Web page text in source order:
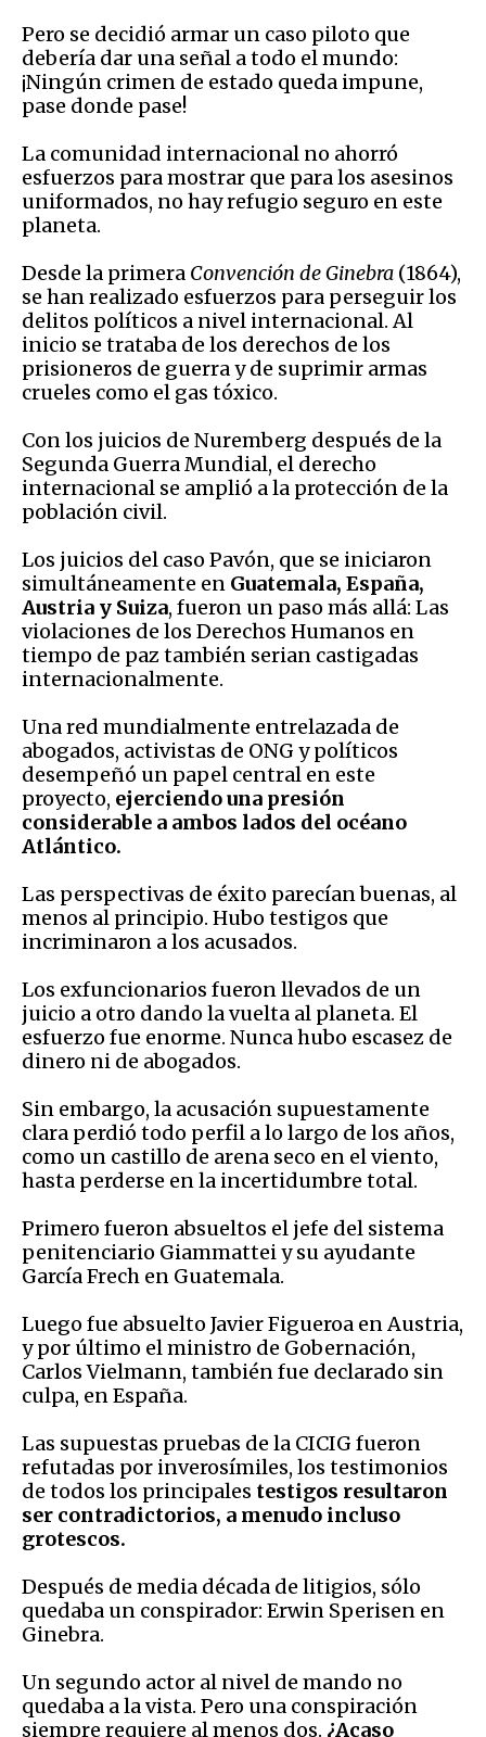
Pero se decidió armar un caso piloto que
debería dar una señal a todo el mundo:
¡Ningún crimen de estado queda impune,
pase donde pase!
La comunidad internacional no ahorró
esfuerzos para mostrar que para los asesinos
uniformados, no hay refugio seguro en este
planeta.
Desde la primera Convención de Ginebra (1864),
se han realizado esfuerzos para perseguir los
delitos políticos a nivel internacional. Al
inicio se trataba de los derechos de los
prisioneros de guerra y de suprimir armas
crueles como el gas tóxico.
Con los juicios de Nuremberg después de la
Segunda Guerra Mundial, el derecho
internacional se amplió a la protección de la
población civil.
Los juicios del caso Pavón, que se iniciaron
simultáneamente en Guatemala, España,
Austria y Suiza, fueron un paso más allá: Las
violaciones de los Derechos Humanos en
tiempo de paz también serian castigadas
internacionalmente.
Una red mundialmente entrelazada de
abogados, activistas de ONG y políticos
desempeñó un papel central en este
proyecto, ejerciendo una presión
considerable a ambos lados del océano
Atlántico.
Las perspectivas de éxito parecían buenas, al
menos al principio. Hubo testigos que
incriminaron a los acusados.
Los exfuncionarios fueron llevados de un
juicio a otro dando la vuelta al planeta. El
esfuerzo fue enorme. Nunca hubo escasez de
dinero ni de abogados.
Sin embargo, la acusación supuestamente
clara perdió todo perfil a lo largo de los años,
como un castillo de arena seco en el viento,
hasta perderse en la incertidumbre total.
Primero fueron absueltos el jefe del sistema
penitenciario Giammattei y su ayudante
García Frech en Guatemala.
Luego fue absuelto Javier Figueroa en Austria,
y por último el ministro de Gobernación,
Carlos Vielmann, también fue declarado sin
culpa, en España.
Las supuestas pruebas de la CICIG fueron
refutadas por inverosímiles, los testimonios
de todos los principales testigos resultaron
ser contradictorios, a menudo incluso
grotescos.
Después de media década de litigios, sólo
quedaba un conspirador: Erwin Sperisen en
Ginebra.
Un segundo actor al nivel de mando no
quedaba a la vista. Pero una conspiración
siempre requiere al menos dos. ¿Acaso